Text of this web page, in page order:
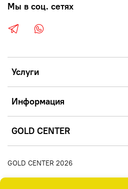
Услуги
Информация
GOLD CENTER
Мы в соц. сетях
GOLD CENTER 2026